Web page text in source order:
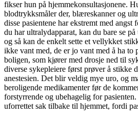
fikser hun på hjemmekonsultasjonene.
blodtrykksmåler der, blæreskanner og
disse pasientene har ekstremt med angst
du har ultralydapparat, kan du bare se
og så kan de enkelt sette et vellykket
ikke vant med, de er jo vant med å ha to
boligen, som kjører med drosje ned til
diverse sykepleiere først prøver å stikke
anestesien. Det blir veldig mye uro, og
beroligende medikamenter før de
forstyrrende og ubehagelig for
uforrettet sak tilbake til hjemmet, fordi